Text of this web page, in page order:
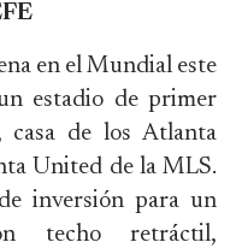
en el Mundial este
estadio de primer
casa de los Atlanta
United de la MLS.
inversión para un
techo retráctil,